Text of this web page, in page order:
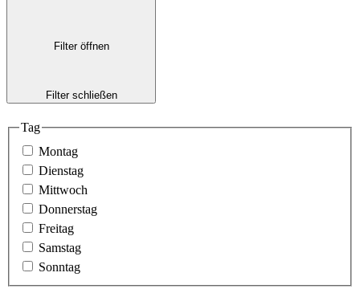
Filter öffnen
Filter schließen
Tag
Montag
Dienstag
Mittwoch
Donnerstag
Freitag
Samstag
Sonntag